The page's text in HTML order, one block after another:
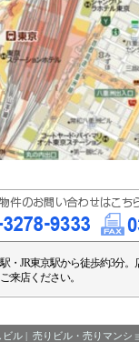
・JR東京駅から徒歩約3分。
来店ください。
ビル | 売りビル・売りマンシ